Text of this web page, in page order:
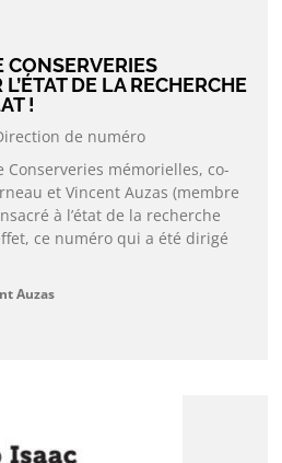
CONSERVERIES
DE LA RECHERCHE
!
de numéro
Conserveries mémorielles, co-
et Vincent Auzas (membre
à l’état de la recherche
ce numéro qui a été dirigé
Auzas